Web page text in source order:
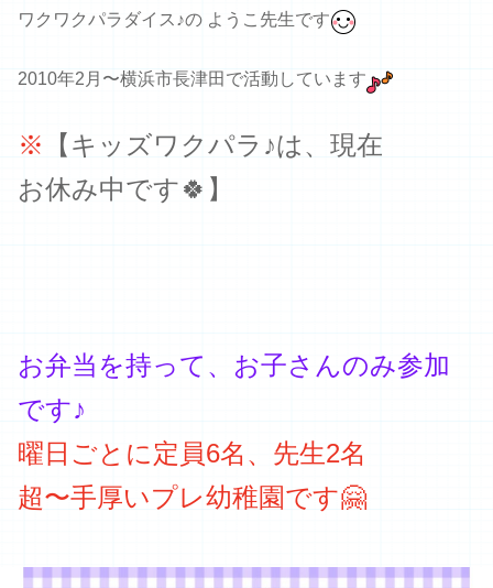
ワクワクパラダイス♪の ようこ先生です
2010年2月〜横浜市長津田で活動しています
※ 【キッズワクパラ♪は、 現在
お休み中です🍀】
お弁当を持って、お子さんのみ参加
です♪
曜日ごとに定員6名、先生2名
超〜手厚いプレ幼稚園です🤗